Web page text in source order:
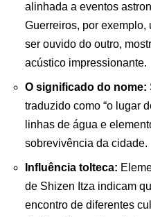
alinhada a eventos
Guerreiros, por exemplo,
ser ouvido do outro,
acústico impressionante.
O significado do nome:
traduzido como “o lugar
linhas de água e
sobrevivência da cidade.
Influência tolteca:
de Shizen Itza indicam
encontro de diferentes